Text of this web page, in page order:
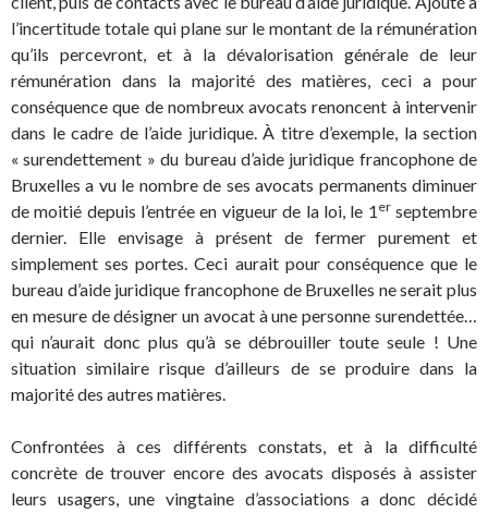
l’incertitude totale qui plane sur le montant de la rémunération
qu’ils percevront, et à la dévalorisation générale de leur
rémunération dans la majorité des matières, ceci a pour
conséquence que de nombreux avocats renoncent à intervenir
dans le cadre de l’aide juridique. À titre d’exemple, la section
« surendettement » du bureau d’aide juridique francophone de
Bruxelles a vu le nombre de ses avocats permanents diminuer
de moitié depuis l’entrée en vigueur de la loi, le 1 erseptembre
dernier. Elle envisage à présent de fermer purement et
simplement ses portes. Ceci aurait pour conséquence que le
bureau d’aide juridique francophone de Bruxelles ne serait plus
en mesure de désigner un avocat à une personne surendettée…
qui n’aurait donc plus qu’à se débrouiller toute seule ! Une
situation similaire risque d’ailleurs de se produire dans la
majorité des autres matières.
Confrontées à ces différents constats, et à la difficulté
concrète de trouver encore des avocats disposés à assister
leurs usagers, une vingtaine d’associations a donc décidé